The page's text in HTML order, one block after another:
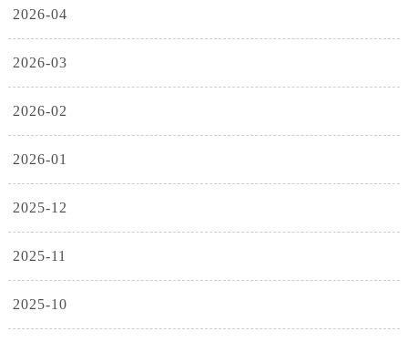
2026-04
2026-03
2026-02
2026-01
2025-12
2025-11
2025-10